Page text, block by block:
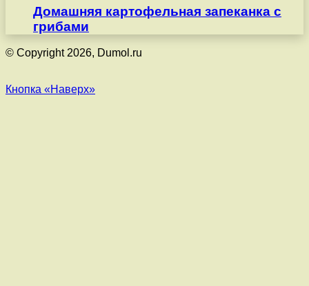
Домашняя картофельная запеканка с
грибами
© Copyright 2026, Dumol.ru
Кнопка «Наверх»